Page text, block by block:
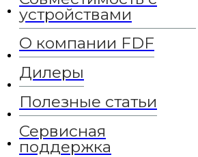
устройствами
О компании FDF
Дилеры
Полезные статьи
Сервисная
поддержка